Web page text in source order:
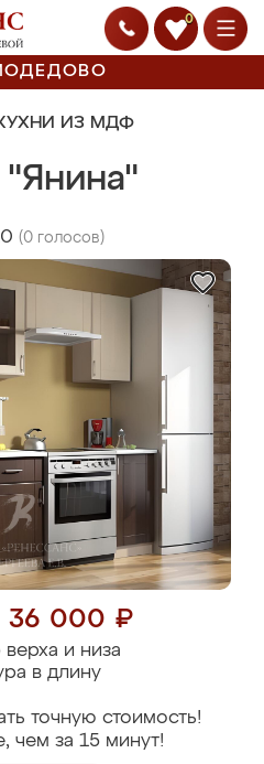
0
ИЗ МДФ
"Янина"
(0 голосов)
36 000 ₽
верха и низа
в длину
точную стоимость!
чем за 15 минут!